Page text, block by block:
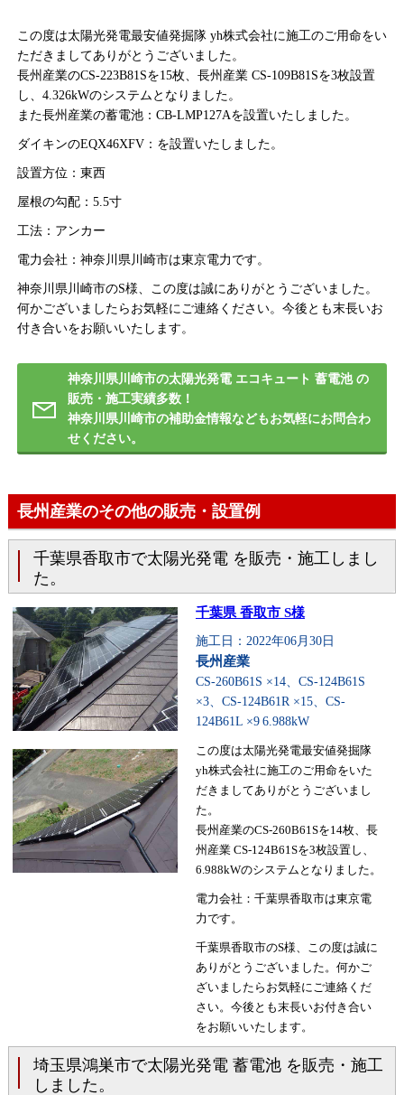
この度は太陽光発電最安値発掘隊 yh株式会社に施工のご用命をい
ただきましてありがとうございました。
長州産業のCS-223B81Sを15枚、長州産業 CS-109B81Sを3枚設置
し、4.326kWのシステムとなりました。
また長州産業の蓄電池：CB-LMP127Aを設置いたしました。
ダイキンのEQX46XFV：を設置いたしました。
設置方位：東西
屋根の勾配：5.5寸
工法：アンカー
電力会社：神奈川県川崎市は東京電力です。
神奈川県川崎市のS様、この度は誠にありがとうございました。
何かございましたらお気軽にご連絡ください。今後とも末長いお
付き合いをお願いいたします。
神奈川県川崎市の太陽光発電 エコキュート 蓄電池 の
販売・施工実績多数！
神奈川県川崎市の補助金情報などもお気軽にお問合わ
せください。
長州産業のその他の販売・設置例
千葉県香取市で太陽光発電 を販売・施工しまし
た。
千葉県 香取市 S様
施工日：2022年06月30日
長州産業
CS-260B61S ×14、CS-124B61S
×3、CS-124B61R ×15、CS-
124B61L ×9 6.988kW
この度は太陽光発電最安値発掘隊
yh株式会社に施工のご用命をいた
だきましてありがとうございまし
た。
長州産業のCS-260B61Sを14枚、長
州産業 CS-124B61Sを3枚設置し、
6.988kWのシステムとなりました。
電力会社：千葉県香取市は東京電
力です。
千葉県香取市のS様、この度は誠に
ありがとうございました。何かご
ざいましたらお気軽にご連絡くだ
さい。今後とも末長いお付き合い
をお願いいたします。
埼玉県鴻巣市で太陽光発電 蓄電池 を販売・施工
しました。